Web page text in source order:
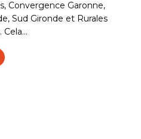
Convergence Garonne,
Sud Gironde et Rurales
Cela…